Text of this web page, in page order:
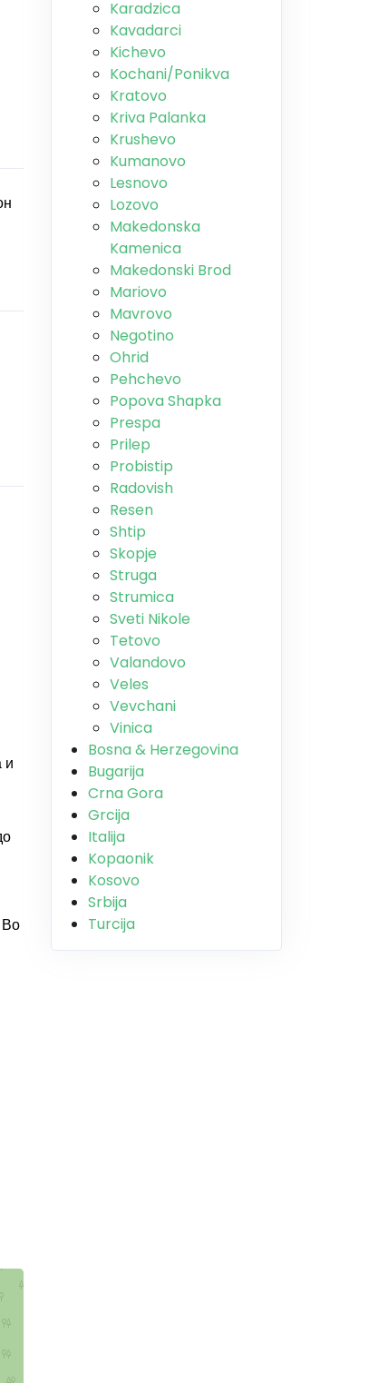
и
Во
Karadzica
Kavadarci
Kichevo
Kochani/Ponikva
Kratovo
Kriva Palanka
Krushevo
Kumanovo
Lesnovo
Lozovo
Makedonska
Kamenica
Makedonski Brod
Mariovo
Mavrovo
Negotino
Ohrid
Pehchevo
Popova Shapka
Prespa
Prilep
Probistip
Radovish
Resen
Shtip
Skopje
Struga
Strumica
Sveti Nikole
Tetovo
Valandovo
Veles
Vevchani
Vinica
Bosna & Herzegovina
Bugarija
Crna Gora
Grcija
Italija
Kopaonik
Kosovo
Srbija
Turcija